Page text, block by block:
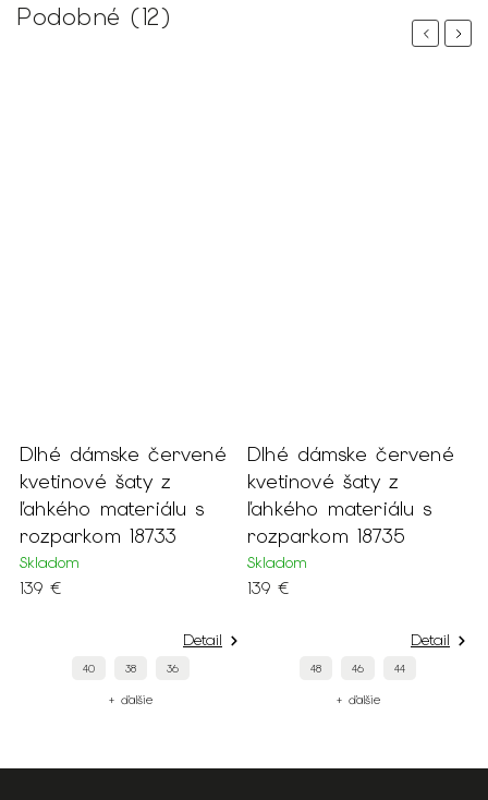
Podobné (12)
Previous
Dlhé dámske červené
kvetinové šaty z
ľahkého materiálu s
rozparkom 18733
Skladom
139 €
Detail
40 38 36
+ ďalšie
Dlhé dámske červené
kvetinové šaty z
ľahkého materiálu s
rozparkom 18735
Skladom
139 €
Detail
48 46 44
+ ďalšie
Next